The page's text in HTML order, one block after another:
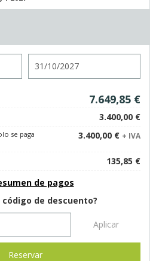
7.649,85 €
3.400,00 €
se paga
3.400,00 € + IVA
135,85 €
de pagos
código de descuento?
Aplicar
Reservar